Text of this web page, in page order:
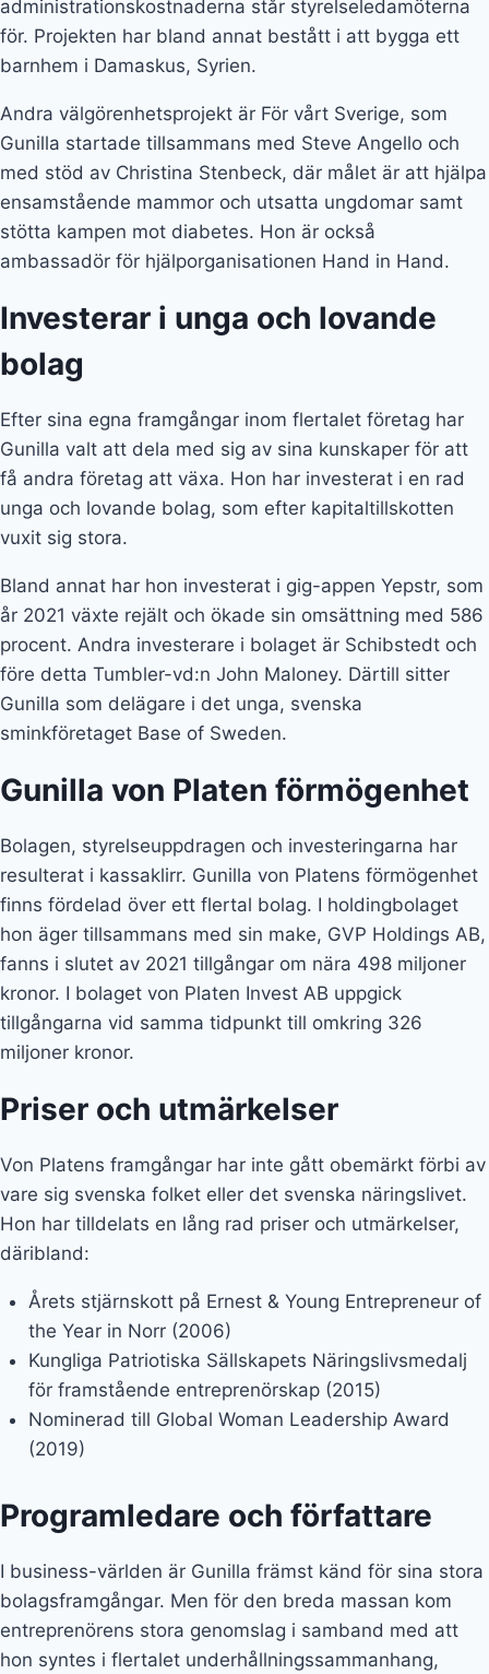
bolag
Gunilla valt att dela med sig av sina kunskaper för att
få andra företag att växa. Hon har investerat i en rad
unga och lovande bolag, som efter kapitaltillskotten
vuxit sig stora.
Bland annat har hon investerat i gig-appen Yepstr, som
procent. Andra investerare i bolaget är Schibstedt och
före detta Tumbler-vd:n John Maloney. Därtill sitter
Gunilla som delägare i det unga, svenska
Gunilla von Platen förmögenhet
Bolagen, styrelseuppdragen och investeringarna har
resulterat i kassaklirr. Gunilla von Platens förmögenhet
finns fördelad över ett flertal bolag. I holdingbolaget
hon äger tillsammans med sin make, GVP Holdings AB,
fanns i slutet av 2021 tillgångar om nära 498 miljoner
kronor. I bolaget von Platen Invest AB uppgick
tillgångarna vid samma tidpunkt till omkring 326
miljoner kronor.
Priser och utmärkelser
Von Platens framgångar har inte gått obemärkt förbi av
vare sig svenska folket eller det svenska näringslivet.
Hon har tilldelats en lång rad priser och utmärkelser,
däribland:
Årets stjärnskott på Ernest & Young Entrepreneur of
the Year in Norr (2006)
Kungliga Patriotiska Sällskapets Näringslivsmedalj
för framstående entreprenörskap (2015)
(2019)
Programledare och författare
I business-världen är Gunilla främst känd för sina stora
entreprenörens stora genomslag i samband med att
hon syntes i flertalet underhållningssammanhang,
vilket gjorde att det mediala intresset för henne ökade.
Bland annat har hon suttit i panelen i tv-programmet
Draknästet, där entreprenörer ska presentera sina
idéer för panelen som i sin tur bestämmer sig för om de
programmet år 2009.
Men tiden framför tv-kameran var inte över. Gunilla har
även varit programledare för The Apprentice Sverige
2022, som bygger på den amerikanska förlagan som
programleddes av Donald Trump. Programmet går ut